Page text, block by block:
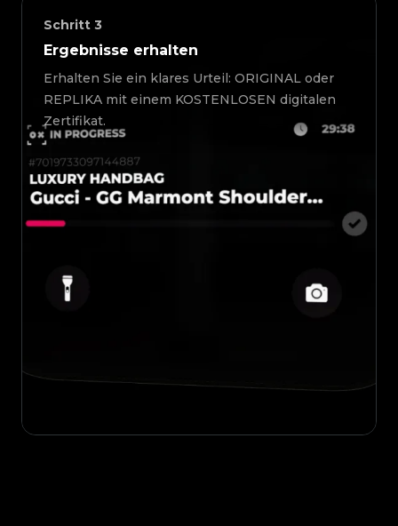
Schritt 3
Ergebnisse erhalten
Erhalten Sie ein klares Urteil: ORIGINAL oder
REPLIKA mit einem KOSTENLOSEN digitalen
Zertifikat.